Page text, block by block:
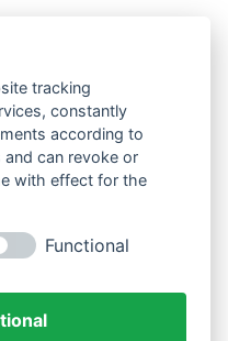
tracking
constantly
according to
can revoke or
with effect for the
Functional